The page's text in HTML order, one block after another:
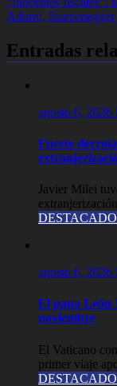
entradas
Adorni,
Entradas
agosto 6, 2026
Fuerte
Javier Milei
agosto 6, 2026
El papa León
noviembre
El Vaticano
primer viaje